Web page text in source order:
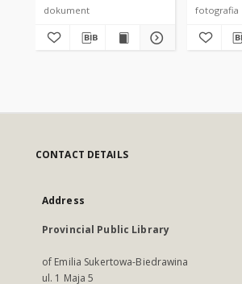
dokument fotografia
CONTACT DETAILS
Address
Provincial Public Library
of Emilia Sukertowa-Biedrawina
ul. 1 Maja 5